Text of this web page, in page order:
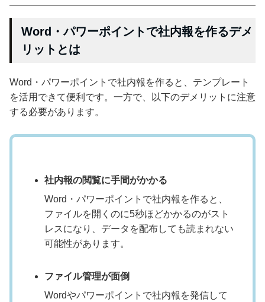
Word・パワーポイントで社内報を作るデメ
リットとは
Word・パワーポイントで社内報を作ると、テンプレート
を活用できて便利です。一方で、以下のデメリットに注意
する必要があります。
社内報の閲覧に手間がかかる
Word・パワーポイントで社内報を作ると、
ファイルを開くのに5秒ほどかかるのがスト
レスになり、データを配布しても読まれない
可能性があります。
ファイル管理が面倒
Wordやパワーポイントで社内報を発信して